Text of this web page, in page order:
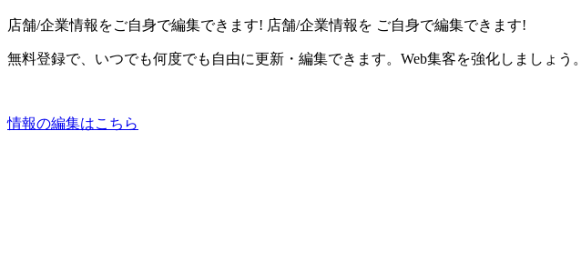
店舗/企業情報をご自身で編集できます! 店舗/企業情報を ご自身で編集できます!
無料登録で、いつでも何度でも自由に更新・編集できます。Web集客を強化しましょう。
情報の編集はこちら